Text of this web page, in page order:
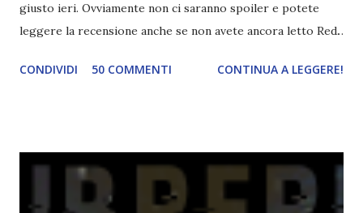
giusto ieri. Ovviamente non ci saranno spoiler e potete
leggere la recensione anche se non avete ancora letto Red.
Green sono state delle letture molto piacevoli ma non
potete capire le mie aspettative! Innanzitutto, se la Gier o
CONDIVIDI 50 COMMENTI CONTINUA A LEGGERE!